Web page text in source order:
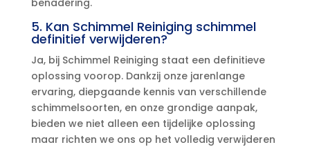
5.​ Kan Schimmel Reiniging schimmel
definitief verwijderen?
Ja, bij Schimmel Reiniging staat een definitieve
oplossing voorop.​ Dankzij onze jarenlange
ervaring, diepgaande kennis van verschillende
schimmelsoorten, en onze grondige aanpak,
bieden we niet alleen een tijdelijke oplossing
maar richten we ons op het volledig verwijderen